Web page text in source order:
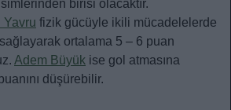
birisi olacaktır.
Yavru fizik gücüyle ikili mücadelelerde
ortalama 5 – 6 puan
Adem Büyük ise gol atmasına
düşürebilir.